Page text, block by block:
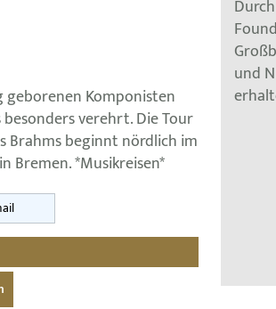
Komponisten
verehrt. Die Tour
Brahms beginnt nördlich im
Bremen. *Musikreisen*
und